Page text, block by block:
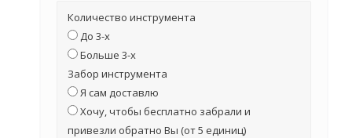
Количество инструмента
До 3-х
Больше 3-х
Забор инструмента
Я сам доставлю
Хочу, чтобы бесплатно забрали и
привезли обратно Вы (от 5 единиц)